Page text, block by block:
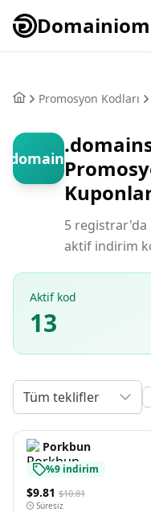
Domainiom
Promosyon Kodları
.domains
5 registrar'da
aktif indirim
Aktif kod
13
Tüm teklifler
Porkbun
%9 indirim
$9.81 $10.81
Süresiz